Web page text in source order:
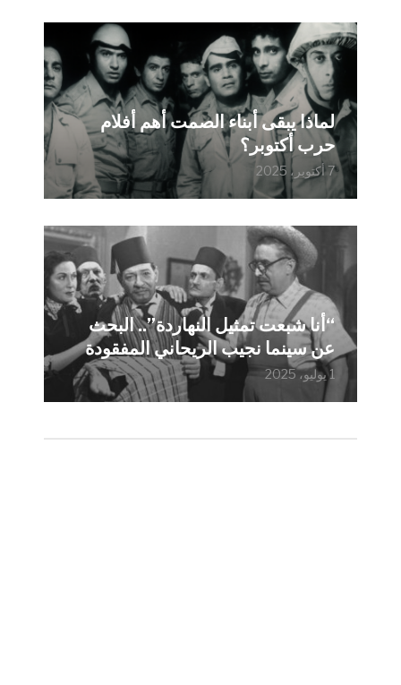
لماذا يبقى أبناء الصمت أهم أفلام
حرب أكتوبر؟
7 أكتوبر، 2025
“أنا شبعت تمثيل النهاردة”.. البحث
عن سينما نجيب الريحاني المفقودة
1 يوليو، 2025